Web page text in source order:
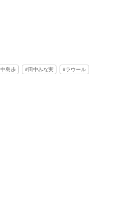
中島歩 田中みな実
ラウール